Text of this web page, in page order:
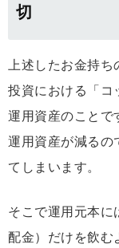
切
上述したお金持
投資における「コ
運用資産のことで
運用資産が減るの
てしまいます。
そこで運用元本に
配金）だけを飲む